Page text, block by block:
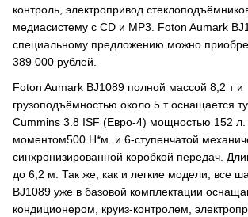
контроль, электропривод
медиасистему с CD и МР3. Foton Aumark
специальному предложению можно
389 000 рублей.
Foton Aumark BJ1089 полной массой 8,2 т и
грузоподъёмностью около 5 т оснащается
Cummins 3.8 ISF (Евро-4) мощностью 152 л.
моментом500 Н*м. и 6-ступенчатой
синхронизированной коробкой передач.
до 6,2 м. Так же, как и легкие модели, все
BJ1089 уже в базовой комплектации
кондиционером, круиз-контролем,